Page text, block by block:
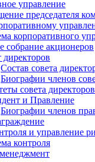
управление
председателя
корпоративного
собрание акционеров
директоров
Состав совета
Биографии членов
совета директоров
и Правление
Биографии членов
и управление
контроля